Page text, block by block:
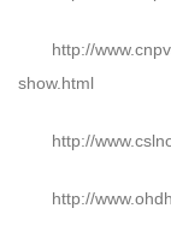
http://
show.html
http://
http://